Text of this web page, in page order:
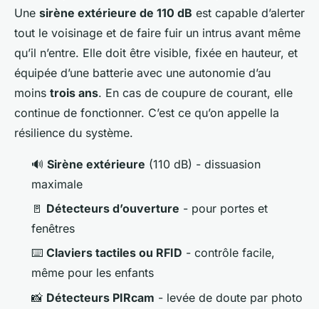
Une sirène extérieure de 110 dB est capable d’alerter
tout le voisinage et de faire fuir un intrus avant même
qu’il n’entre. Elle doit être visible, fixée en hauteur, et
équipée d’une batterie avec une autonomie d’au
moins trois ans. En cas de coupure de courant, elle
continue de fonctionner. C’est ce qu’on appelle la
résilience du système.
🔊 Sirène extérieure (110 dB) - dissuasion
maximale
🚪 Détecteurs d’ouverture - pour portes et
fenêtres
⌨️ Claviers tactiles ou RFID - contrôle facile,
même pour les enfants
📸 Détecteurs PIRcam - levée de doute par photo